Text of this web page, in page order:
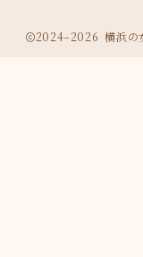
2024–2026 横浜の